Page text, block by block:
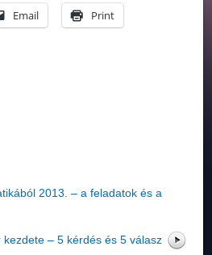
Email Print
2013. – a feladatok és a
kezdete – 5 kérdés és 5 válasz